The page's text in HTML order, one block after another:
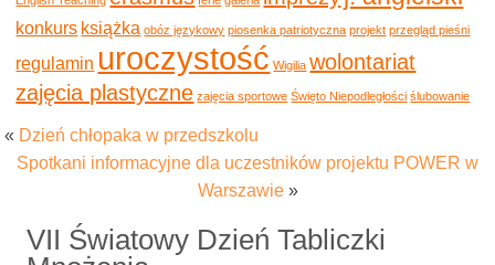
konkurs książka obóz językowy piosenka patriotyczna projekt przegląd pieśni
regulamin uroczystość Wigilia wolontariat
zajęcia plastyczne zajęcia sportowe Święto Niepodległości ślubowanie
« Dzień chłopaka w przedszkolu
Spotkani informacyjne dla uczestników projektu POWER w
Warszawie»
VII Światowy Dzień Tabliczki